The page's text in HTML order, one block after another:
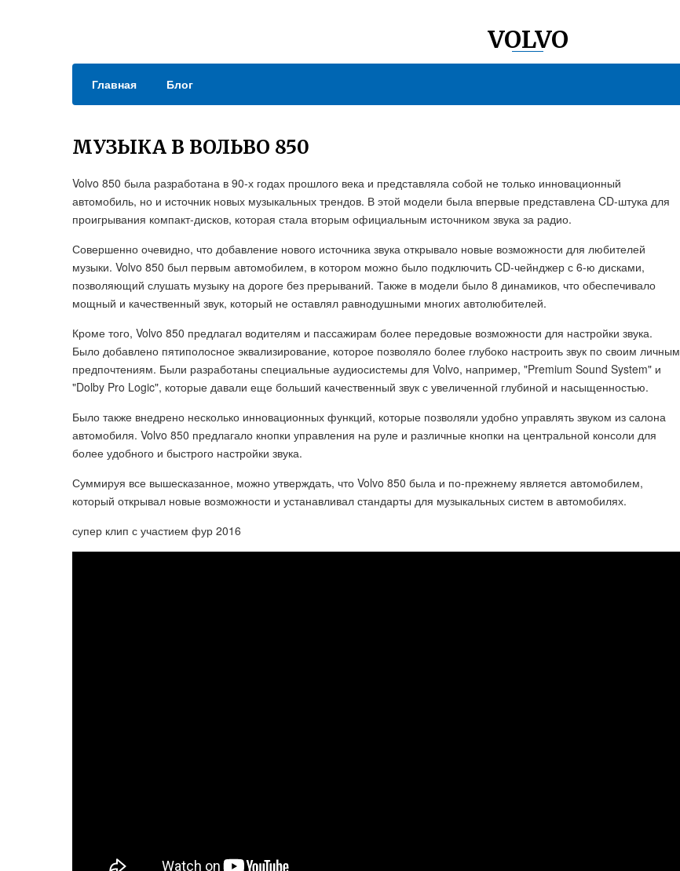
VOLVO
Главная Блог
МУЗЫКА В ВОЛЬВО 850
Volvo 850 была разработана в 90-х годах прошлого века и представляла собой не только инновационный
автомобиль, но и источник новых музыкальных трендов. В этой модели была впервые представлена CD-штука для
проигрывания компакт-дисков, которая стала вторым официальным источником звука за радио.
Совершенно очевидно, что добавление нового источника звука открывало новые возможности для любителей
музыки. Volvo 850 был первым автомобилем, в котором можно было подключить CD-чейнджер с 6-ю дисками,
позволяющий слушать музыку на дороге без прерываний. Также в модели было 8 динамиков, что обеспечивало
мощный и качественный звук, который не оставлял равнодушными многих автолюбителей.
Кроме того, Volvo 850 предлагал водителям и пассажирам более передовые возможности для настройки звука.
Было добавлено пятиполосное эквализирование, которое позволяло более глубоко настроить звук по своим личным
предпочтениям. Были разработаны специальные аудиосистемы для Volvo, например, "Premium Sound System" и
"Dolby Pro Logic", которые давали еще больший качественный звук с увеличенной глубиной и насыщенностью.
Было также внедрено несколько инновационных функций, которые позволяли удобно управлять звуком из салона
автомобиля. Volvo 850 предлагало кнопки управления на руле и различные кнопки на центральной консоли для
более удобного и быстрого настройки звука.
Суммируя все вышесказанное, можно утверждать, что Volvo 850 была и по-прежнему является автомобилем,
который открывал новые возможности и устанавливал стандарты для музыкальных систем в автомобилях.
супер клип с участием фур 2016